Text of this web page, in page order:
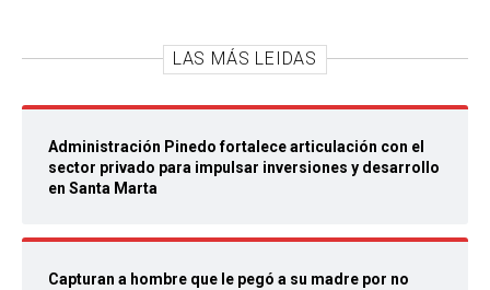
LAS MÁS LEIDAS
Administración Pinedo fortalece articulación con el
sector privado para impulsar inversiones y desarrollo
en Santa Marta
Capturan a hombre que le pegó a su madre por no